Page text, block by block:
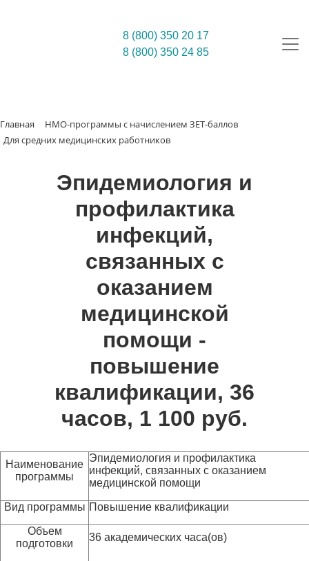
8 (800) 350 20 17
8 (800) 350 24 85
Главная
НМО-программы с начислением ЗЕТ-баллов
Для средних медицинских работников
Эпидемиология и
профилактика
инфекций,
связанных с
оказанием
медицинской
помощи -
повышение
квалификации, 36
часов, 1 100 руб.
Наименование
программы
Эпидемиология и профилактика
инфекций, связанных с оказанием
медицинской помощи
Вид программы Повышение квалификации
Объем
подготовки
36 академических часа(ов)